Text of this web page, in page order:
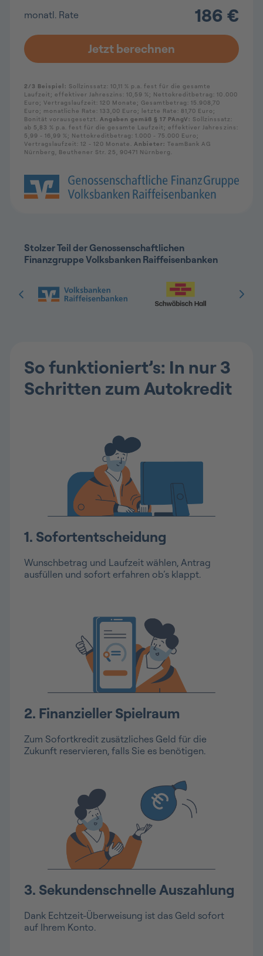
Stolzer Teil der Genossenschaftlichen
Finanzgruppe Volksbanken Raiffeisenbanken
So funktioniert’s: In nur 3
Schritten zum Autokredit
1. Sofortentscheidung
Wunschbetrag und Laufzeit wählen, Antrag
ausfüllen und sofort erfahren ob’s klappt.
2. Finanzieller Spielraum
Zum Sofortkredit zusätzliches Geld für die
Zukunft reservieren, falls Sie es benötigen.
3. Sekundenschnelle Auszahlung
Dank Echtzeit-Überweisung ist das Geld sofort
auf Ihrem Konto.